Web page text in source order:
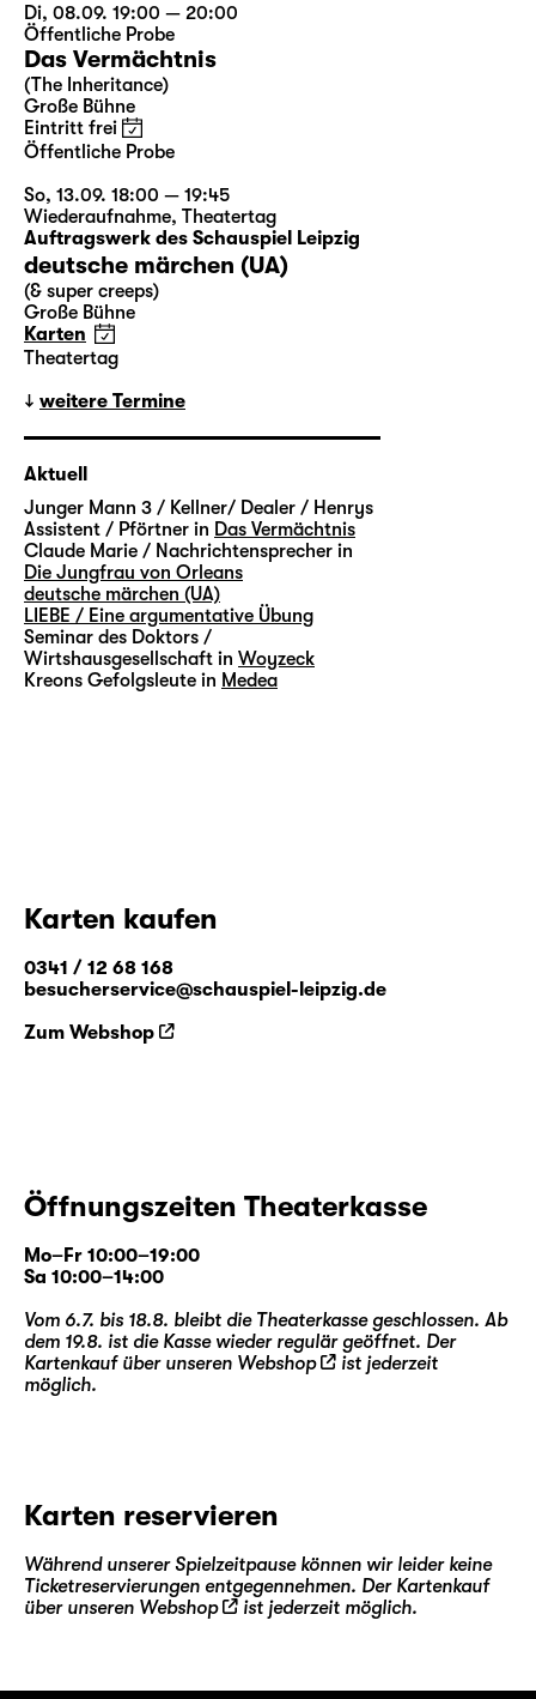
Di, 08.09. 19:00 — 20:00
Öffentliche Probe
Das Vermächtnis
(The Inheritance)
Große Bühne
Eintritt frei
Öffentliche Probe
So, 13.09. 18:00 — 19:45
Wiederaufnahme, Theatertag
Auftragswerk des Schauspiel Leipzig
deutsche märchen (UA)
(& super creeps)
Große Bühne
Karten
Theatertag
weitere Termine
Aktuell
Junger Mann 3 / Kellner/ Dealer / Henrys
Assistent / Pförtner in Das Vermächtnis
Claude Marie / Nachrichtensprecher in
Die Jungfrau von Orleans
deutsche märchen (UA)
LIEBE / Eine argumentative Übung
Seminar des Doktors /
Wirtshausgesellschaft in Woyzeck
Kreons Gefolgsleute in Medea
Karten kaufen
0341 / 12 68 168
besucherservice@schauspiel-leipzig.de
Zum Webshop
Öffnungszeiten Theaterkasse
Mo–Fr 10:00–19:00
Sa 10:00–14:00
Vom 6.7. bis 18.8. bleibt die Theaterkasse geschlossen. Ab
dem 19.8. ist die Kasse wieder regulär geöffnet. Der
Kartenkauf über unseren Webshop
ist jederzeit
möglich.
Karten reservieren
Während unserer Spielzeitpause können wir leider keine
Ticketreservierungen entgegennehmen. Der Kartenkauf
über unseren Webshop ist jederzeit möglich.